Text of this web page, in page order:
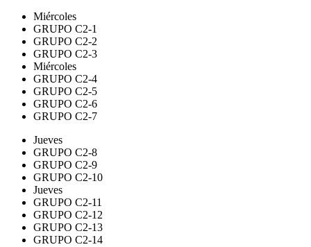
Miércoles
GRUPO C2-1
GRUPO C2-2
GRUPO C2-3
Miércoles
GRUPO C2-4
GRUPO C2-5
GRUPO C2-6
GRUPO C2-7
Jueves
GRUPO C2-8
GRUPO C2-9
GRUPO C2-10
Jueves
GRUPO C2-11
GRUPO C2-12
GRUPO C2-13
GRUPO C2-14